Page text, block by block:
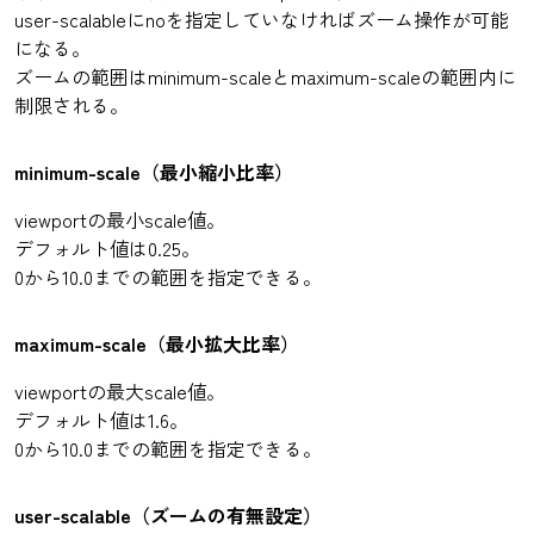
user-scalableにnoを指定していなければズーム操作が可能
になる。
ズームの範囲はminimum-scaleとmaximum-scaleの範囲内に
制限される。
minimum-scale（最小縮小比率）
viewportの最小scale値。
デフォルト値は0.25。
0から10.0までの範囲を指定できる。
maximum-scale（最小拡大比率）
viewportの最大scale値。
デフォルト値は1.6。
0から10.0までの範囲を指定できる。
user-scalable（ズームの有無設定）